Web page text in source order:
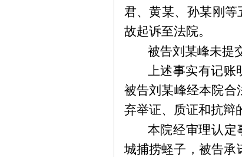
君、黄某、孙某 刚等
故起诉至法院。
被告刘 某峰未提
上述事实有记账
被告刘 某峰经本院合
弃举证、质证和抗辩
本院经审理认定
城捕捞蛏子，被告承